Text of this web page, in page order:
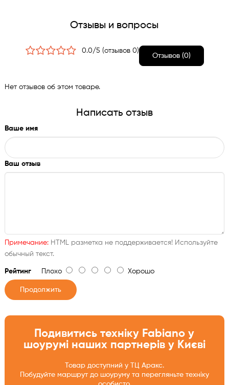
Отзывы и вопросы
0.0/5 (отзывов 0)
Отзывов (0)
Нет отзывов об этом товаре.
Написать отзыв
Ваше имя
Ваш отзыв
Примечание:HTML разметка не поддерживается! Используйте
обычный текст.
РейтингПлохо Хорошо
Продолжить
Подивитись техніку Fabiano у
шоурумі наших партнерів у Києві
Товар доступний у ТЦ Аракс.
Побудуйте маршрут до шоуруму та перегляньте техніку